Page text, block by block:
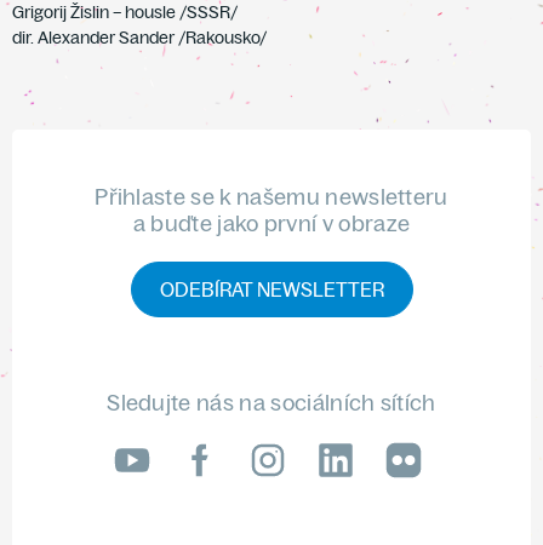
Grigorij Žislin – housle /SSSR/
dir. Alexander Sander /Rakousko/
Přihlaste se k našemu newsletteru
a buďte jako první v obraze
ODEBÍRAT NEWSLETTER
Sledujte nás na sociálních sítích
LinkedIn
flickr